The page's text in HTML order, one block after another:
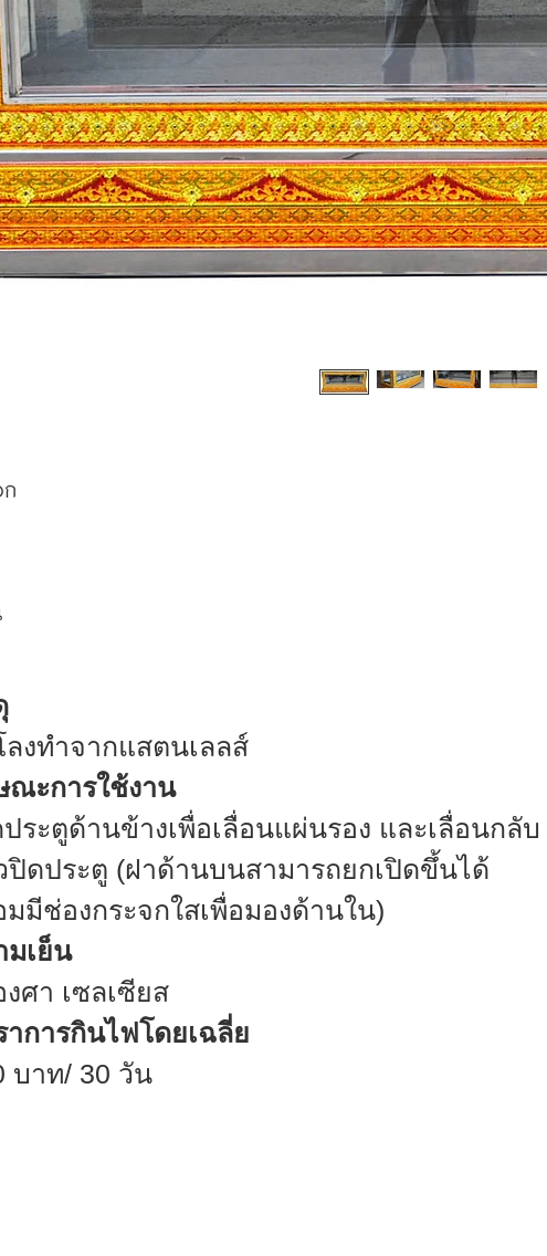
ก
ลงทำจากแสตนเลลส์
ณะการใช้งาน
ประตูด้านข้างเพื่อเลื่อนแผ่นรอง และเลื่อนกลับ
ปิดประตู (ฝาด้านบนสามารถยกเปิดขึ้นได้
มมีช่องกระจกใสเพื่อมองด้านใน)
มเย็น
งศา เซลเซียส
าการกินไฟโดยเฉลี่ย
บาท/ 30 วัน